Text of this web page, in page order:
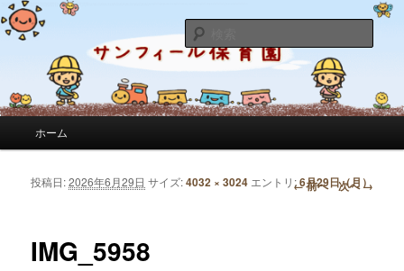
サンフィール保育園のブログ
サンフィール保育園のせんせいのブログです。園の日常を綴っています。
索
メインコンテンツへ移動
サブコンテンツへ移動
ホーム
画像ナビゲーション ← 前へ 次へ →
IMG_5958
投稿日:2026年6月29日 サイズ:4032 × 3024 エントリ:6月29日（月）